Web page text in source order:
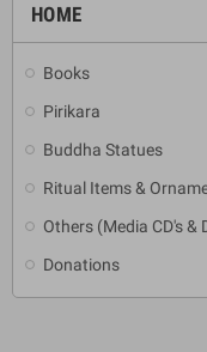
HOME
Books
Pirikara
Buddha Statues
Ritual Items &
Others (Media CD's &
Donations